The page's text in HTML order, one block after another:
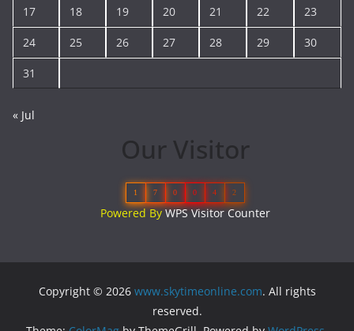
17 18 19 20 21 22 23
24 25 26 27 28 29 30
31
« Jul
Our Visitor
1 7 0 0 4 2
Powered ByWPS Visitor Counter
Copyright © 2026 www.skytimeonline.com. All rights
reserved.